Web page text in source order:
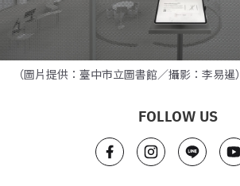
（圖片提供：臺中市立圖書館／攝影：李易暹）
FOLLOW US